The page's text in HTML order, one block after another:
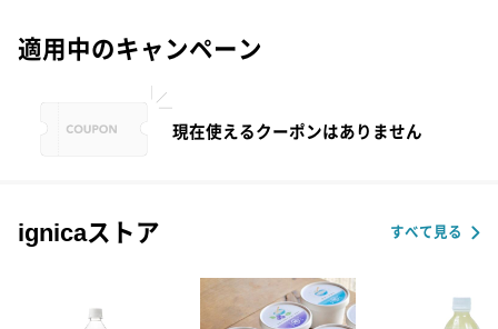
適用中のキャンペーン
現在使えるクーポンはありません
ignicaストア すべて見る